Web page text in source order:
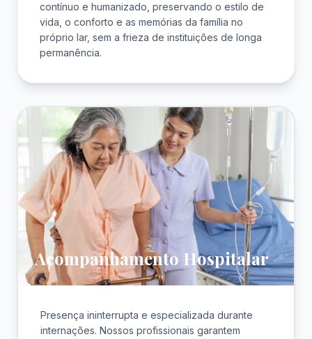
contínuo e humanizado, preservando o estilo de
vida, o conforto e as memórias da família no
próprio lar, sem a frieza de instituições de longa
permanência.
Acompanhamento Hospitalar
Presença ininterrupta e especializada durante
internações. Nossos profissionais garantem